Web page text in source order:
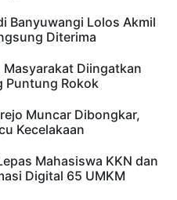
Banyuwangi Lolos Akmil
Diterima
Diingatkan
Puntung Rokok
Muncar Dibongkar,
Kecelakaan
Mahasiswa KKN dan
Digital 65 UMKM